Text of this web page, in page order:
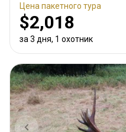
Цена пакетного тура
$2,018
за 3 дня, 1 охотник